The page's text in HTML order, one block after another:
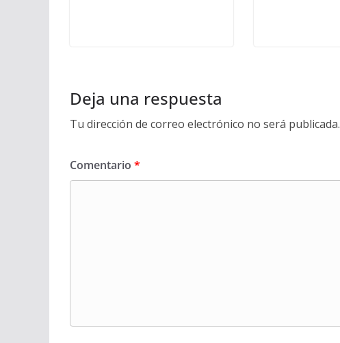
Deja una respuesta
Tu dirección de correo electrónico no será publicada.
Comentario *